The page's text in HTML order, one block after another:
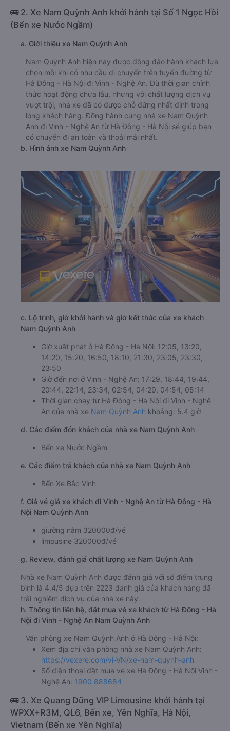
🚌 2. Xe Nam Quỳnh Anh khởi hành tại Số 1 Ngọc Hồi
(Bến xe Nước Ngầm)
a. Giới thiệu xe Nam Quỳnh Anh
Nam Quỳnh Anh hiện nay được đông đảo hành khách lựa
chọn mỗi khi có nhu cầu di chuyển trên tuyến đường từ
Hà Đông - Hà Nội đi Vinh - Nghệ An. Dù thời gian chính
thức hoạt động chưa lâu, nhưng với chất lượng dịch vụ
vượt trội, nhà xe đã có được chỗ đứng nhất định trong
lòng khách hàng. Đồng hành cùng nhà xe Nam Quỳnh
Anh đi Vinh - Nghệ An từ Hà Đông - Hà Nội sẽ giúp bạn
có chuyến đi an toàn và thoải mái nhất.
b. Hình ảnh xe Nam Quỳnh Anh
c. Lộ trình, giờ khởi hành và giờ kết thúc của xe khách
Nam Quỳnh Anh
Giờ xuất phát ở Hà Đông - Hà Nội: 12:05, 13:20,
14:20, 15:20, 16:50, 18:10, 21:30, 23:05, 23:30,
23:50
Giờ đến nơi ở Vinh - Nghệ An: 17:29, 18:44, 19:44,
20:44, 22:14, 23:34, 02:54, 04:29, 04:54, 05:14
Thời gian chạy từ Hà Đông - Hà Nội đi Vinh - Nghệ
An của nhà xe Nam Quỳnh Anh khoảng: 5.4 giờ
d. Các điểm đón khách của nhà xe Nam Quỳnh Anh
Bến xe Nước Ngầm
e. Các điểm trả khách của nhà xe Nam Quỳnh Anh
Bến Xe Bắc Vinh
f. Giá vé giá xe khách đi Vinh - Nghệ An từ Hà Đông - Hà
Nội Nam Quỳnh Anh
giường nằm 320000đ/vé
limousine 320000đ/vé
g. Review, đánh giá chất lượng xe Nam Quỳnh Anh
Nhà xe Nam Quỳnh Anh được đánh giá với số điểm trung
bình là 4.4/5 dựa trên 2223 đánh giá của khách hàng đã
trải nghiệm dịch vụ của nhà xe này.
h. Thông tin liên hệ, đặt mua vé xe khách từ Hà Đông - Hà
Nội đi Vinh - Nghệ An Nam Quỳnh Anh
Văn phòng xe Nam Quỳnh Anh ở Hà Đông - Hà Nội:
Xem địa chỉ văn phòng nhà xe Nam Quỳnh Anh:
https://vexere.com/vi-VN/xe-nam-quynh-anh
Số điện thoại đặt mua vé xe Hà Đông - Hà Nội Vinh -
Nghệ An: 1900 888684
🚌 3. Xe Quang Dũng VIP Limousine khởi hành tại
WPXX+R3M, QL6, Bến xe, Yên Nghĩa, Hà Nội,
Vietnam (Bến xe Yên Nghĩa)